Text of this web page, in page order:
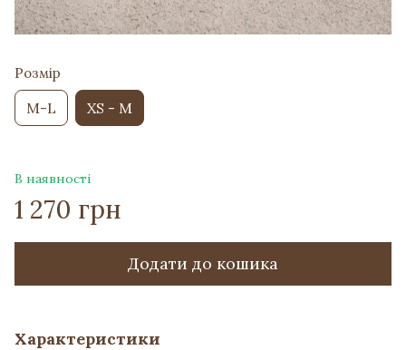
Розмір
M-L XS - M
В наявності
1 270 грн
Додати до кошика
Характеристики